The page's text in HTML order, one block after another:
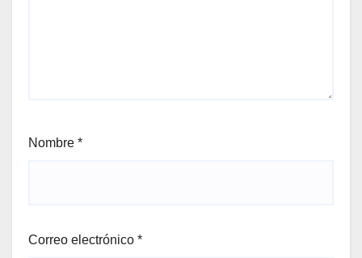
Nombre *
Correo electrónico *